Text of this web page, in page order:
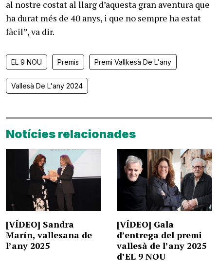
al nostre costat al llarg d’aquesta gran aventura que
ha durat més de 40 anys, i que no sempre ha estat
fàcil”, va dir.
EL 9 NOU Premis Premi Vallkesà De L'any
Vallesà De L'any 2024
Notícies relacionades
[VÍDEO] Sandra
Marín, vallesana de
l’any 2025
[VÍDEO] Gala
d’entrega del premi
vallesà de l’any 2025
d’EL 9 NOU